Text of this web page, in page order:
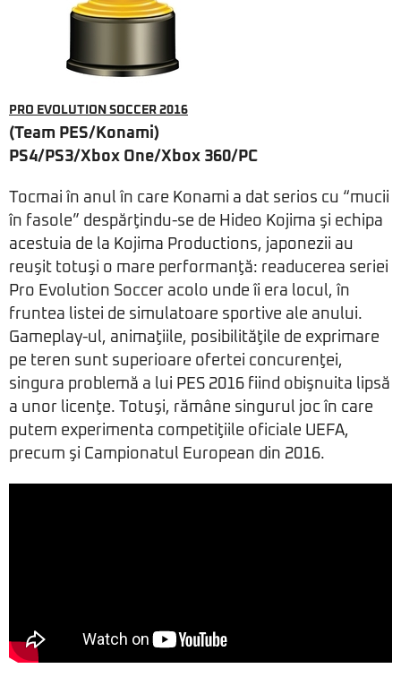
PRO EVOLUTION SOCCER 2016
(Team PES/Konami)
PS4/PS3/Xbox One/Xbox 360/PC
Tocmai în anul în care Konami a dat serios cu “mucii
în fasole” despărţindu-se de Hideo Kojima şi echipa
acestuia de la Kojima Productions, japonezii au
reuşit totuşi o mare performanţă: readucerea seriei
Pro Evolution Soccer acolo unde îi era locul, în
fruntea listei de simulatoare sportive ale anului.
Gameplay-ul, animaţiile, posibilităţile de exprimare
pe teren sunt superioare ofertei concurenţei,
singura problemă a lui PES 2016 fiind obişnuita lipsă
a unor licenţe. Totuşi, rămâne singurul joc în care
putem experimenta competiţiile oficiale UEFA,
precum şi Campionatul European din 2016.